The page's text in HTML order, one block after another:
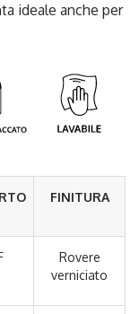
ideale anche per
FINITURA
Rovere
verniciato